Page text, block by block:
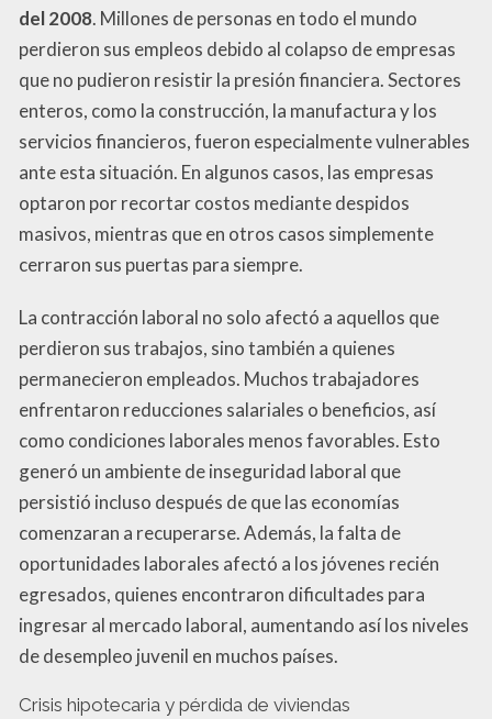
del 2008. Millones de personas en todo el mundo
perdieron sus empleos debido al colapso de empresas
que no pudieron resistir la presión financiera. Sectores
enteros, como la construcción, la manufactura y los
servicios financieros, fueron especialmente vulnerables
ante esta situación. En algunos casos, las empresas
optaron por recortar costos mediante despidos
masivos, mientras que en otros casos simplemente
cerraron sus puertas para siempre.
La contracción laboral no solo afectó a aquellos que
perdieron sus trabajos, sino también a quienes
permanecieron empleados. Muchos trabajadores
enfrentaron reducciones salariales o beneficios, así
como condiciones laborales menos favorables. Esto
generó un ambiente de inseguridad laboral que
persistió incluso después de que las economías
comenzaran a recuperarse. Además, la falta de
oportunidades laborales afectó a los jóvenes recién
egresados, quienes encontraron dificultades para
ingresar al mercado laboral, aumentando así los niveles
de desempleo juvenil en muchos países.
Crisis hipotecaria y pérdida de viviendas